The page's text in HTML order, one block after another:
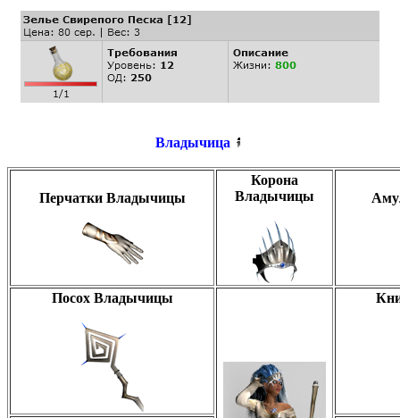
Владычица
Перчатки Владычицы
Корона
Владычицы
Посох Владычицы